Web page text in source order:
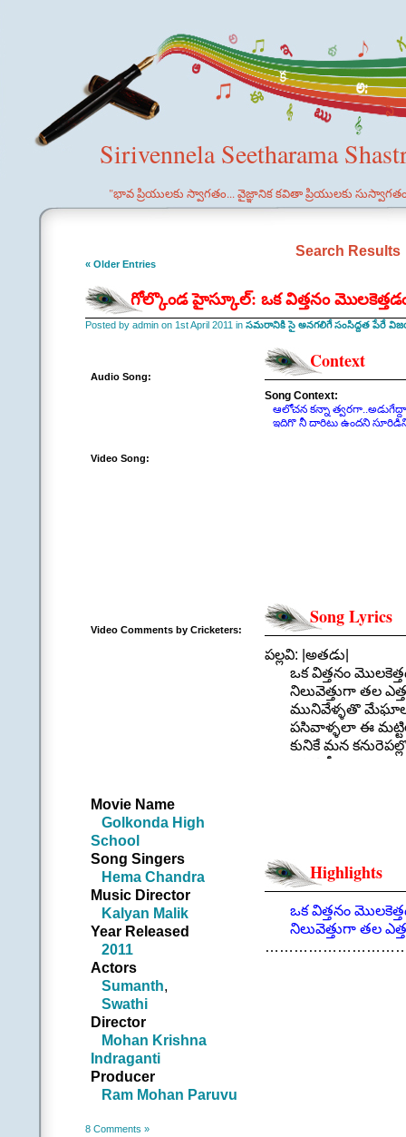
Sirivennela Seetharama
"భావ ప్రియులకు స్వాగతం... వైజ్ఞానిక కవితా ప్రియులకు
Search Results
« Older Entries
గోల్కొండ హైస్కూల్: ఒక విత్తనం
Posted by admin on 1st April 2011 in సమరానికి సై అనగలిగే సంసిద్దత పేరే
Audio Song:
Video Song:
Video Comments by Cricketers:
Movie Name
Golkonda High
School
Song Singers
Hema Chandra
Music Director
Kalyan Malik
Year Released
2011
Actors
Sumanth,
Swathi
Director
Mohan Krishna
Indraganti
Producer
Ram Mohan Paruvu
Context
Song Context:
ఆలోచన కన్నా
ఇదిగొ నీ దారిటు ఉందని
Song Lyrics
పల్లవి: |అతడు|
ఒక విత్తనం
నిలువెత్తుగా తల
మునివేళ్ళతొ
పసివాళ్ళలా ఈ
కునికే మన కనురెపల్లొ
ఇదిగొ నీ దారిటు
కనుకే ఆ చినుకు
ఇంతింతై ఎదిగి అంతగా
సందేహిస్తుంటే
ఆలోచన కన్నా
జాగో జాగొరే జాగొ
Highlights
ఒక విత్తనం
నిలువెత్తుగా తల
8 Comments »